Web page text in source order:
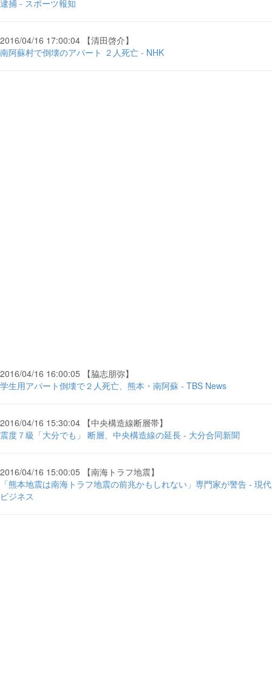
逮捕 - スポーツ報知
2016/04/16 17:00:04 【清田啓介】
南阿蘇村で倒壊のアパート ２人死亡 - NHK
2016/04/16 16:00:05 【脇志朋弥】
学生用アパート倒壊で２人死亡、熊本・南阿蘇 - TBS News
2016/04/16 15:30:04 【中央構造線断層帯】
震度７級「大分でも」 断層、中央構造線の延長 - 大分合同新聞
2016/04/16 15:00:05 【南海トラフ地震】
「熊本地震は南海トラフ地震の前兆かもしれない」専門家が警告 - 現代
ビジネス